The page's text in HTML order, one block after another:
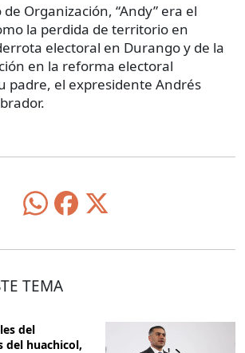
Organización, “Andy” era el
la perdida de territorio en
electoral en Durango y de la
en la reforma electoral
padre, el expresidente Andrés
TEMA
del
del huachicol,